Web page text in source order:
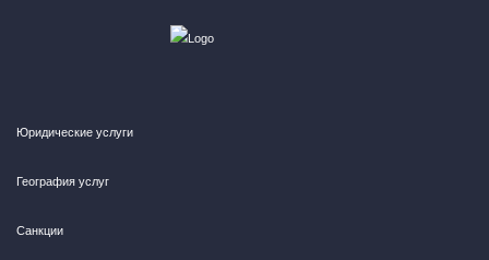
Юридические услуги
География услуг
Санкции